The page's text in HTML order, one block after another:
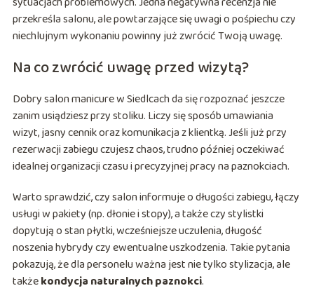
przekreśla salonu, ale powtarzające się uwagi o pośpiechu czy
niechlujnym wykonaniu powinny już zwrócić Twoją uwagę.
Na co zwrócić uwagę przed wizytą?
Dobry salon manicure w Siedlcach da się rozpoznać jeszcze
zanim usiądziesz przy stoliku. Liczy się sposób umawiania
wizyt, jasny cennik oraz komunikacja z klientką. Jeśli już przy
rezerwacji zabiegu czujesz chaos, trudno później oczekiwać
idealnej organizacji czasu i precyzyjnej pracy na paznokciach.
Warto sprawdzić, czy salon informuje o długości zabiegu, łączy
usługi w pakiety (np. dłonie i stopy), a także czy stylistki
dopytują o stan płytki, wcześniejsze uczulenia, długość
noszenia hybrydy czy ewentualne uszkodzenia. Takie pytania
pokazują, że dla personelu ważna jest nie tylko stylizacja, ale
takżekondycja naturalnych paznokci.